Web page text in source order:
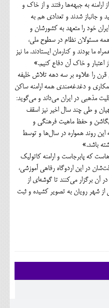
ارامنه به جبهه‌ها رفتند و از خاک و
و جانباز شدند و تعدادی هم به
خود را متعهد به کشورشان و
مسئولان نظام در سطوح ملی،
ما بودند و کنارمان ایستادند. ما نیز
اعتبار و خاک آن دفاع کنیم.»
را علاوه بر سه دهه تلاش خلیفه
و دغدغه‌مندی همه ارامنه ساکن
مذهبی در ایران می‌داند و می‌گوید:
و طی چند سال اخیر نیز اسقف
و حفظ ماهیت فرهنگی و
این روند همواره در سال‌ها و توسط
باشد.»
که پابرجاست و ارامنه کاتولیک
در این اردوگاه رفاهی آموزشی،
برگزار می‌کنند تا گوشه‌ای از
از شهر رویان به تصویر کشیده و ثبت